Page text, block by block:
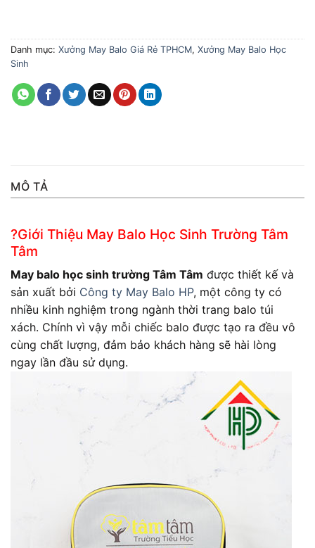
Danh mục: Xưởng May Balo Giá Rẻ TPHCM, Xưởng May Balo Học
Sinh
MÔ TẢ
?Giới Thiệu May Balo Học Sinh Trường Tâm
Tâm
May balo học sinh trường Tâm Tâm được thiết kế và
sản xuất bởi Công ty May Balo HP, một công ty có
nhiều kinh nghiệm trong ngành thời trang balo túi
xách. Chính vì vậy mỗi chiếc balo được tạo ra đều vô
cùng chất lượng, đảm bảo khách hàng sẽ hài lòng
ngay lần đầu sử dụng.